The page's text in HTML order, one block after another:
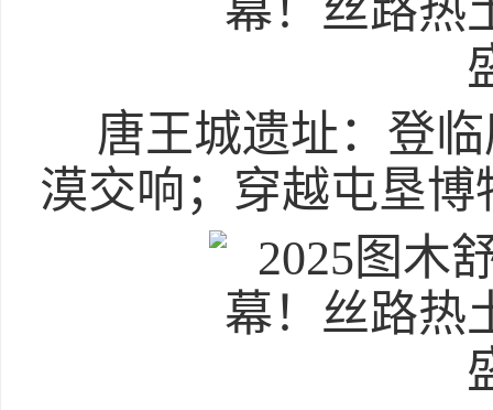
唐王城遗址：登
漠交响；穿越屯垦